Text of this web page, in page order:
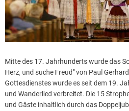
Mitte des 17. Jahrhunderts wurde das
Herz, und suche Freud" von Paul
Gottesdienstes wurde es seit dem 19.
und Wanderlied verbreitet. Die 15
und Gäste inhaltlich durch das